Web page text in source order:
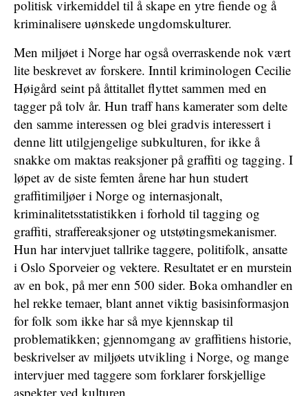
politisk virkemiddel til å skape en ytre fiende og å
kriminalisere uønskede ungdomskulturer.
Men miljøet i Norge har også overraskende nok vært
lite beskrevet av forskere. Inntil kriminologen Cecilie
Høigård seint på åttitallet flyttet sammen med en
tagger på tolv år. Hun traff hans kamerater som delte
den samme interessen og blei gradvis interessert i
denne litt utilgjengelige subkulturen, for ikke å
snakke om maktas reaksjoner på graffiti og tagging. I
løpet av de siste femten årene har hun studert
graffitimiljøer i Norge og internasjonalt,
kriminalitetsstatistikken i forhold til tagging og
graffiti, straffereaksjoner og utstøtingsmekanismer.
Hun har intervjuet tallrike taggere, politifolk, ansatte
i Oslo Sporveier og vektere. Resultatet er en murstein
av en bok, på mer enn 500 sider. Boka omhandler en
hel rekke temaer, blant annet viktig basisinformasjon
for folk som ikke har så mye kjennskap til
problematikken; gjennomgang av graffitiens historie,
beskrivelser av miljøets utvikling i Norge, og mange
intervjuer med taggere som forklarer forskjellige
aspekter ved kulturen.